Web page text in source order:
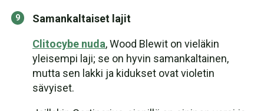
Samankaltaiset lajit
Clitocybe nuda, Wood Blewit on vieläkin
yleisempi laji; se on hyvin samankaltainen,
mutta sen lakki ja kidukset ovat violetin
sävyiset.